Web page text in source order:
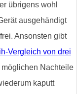
übrigens wohl
ausgehändigt
Ansonsten gibt
Vergleich von drei
Nachteile
kaputt